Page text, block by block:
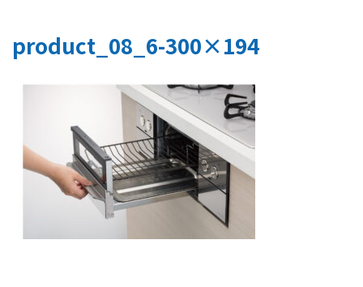
product_08_6-300×194